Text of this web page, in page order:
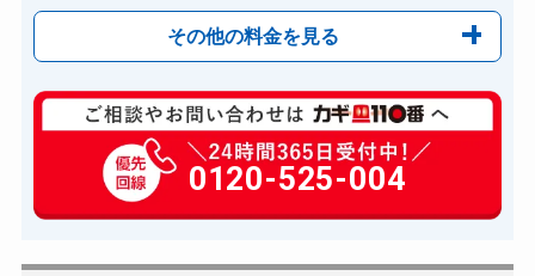
その他の料金を見る
玄関カギ修理 6,600円～(税込)
玄関カギ作成 14,300円～(税込)
玄関カギ交換 14,300円～(税込)
0120-525-004